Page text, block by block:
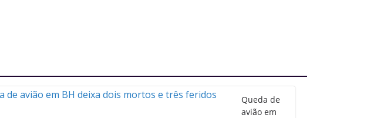
Queda de
avião em